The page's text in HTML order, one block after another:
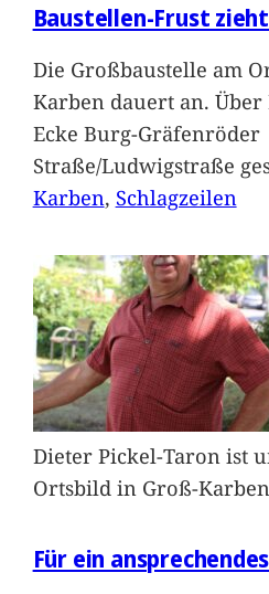
Baustellen-Frust
Die Großbaustelle am
Karben dauert an.
Ecke Burg-Gräfenröder
Straße/Ludwigstraße
Karben, Schlagzeilen
Dieter Pickel-Taron ist
Ortsbild in Groß-
Für ein